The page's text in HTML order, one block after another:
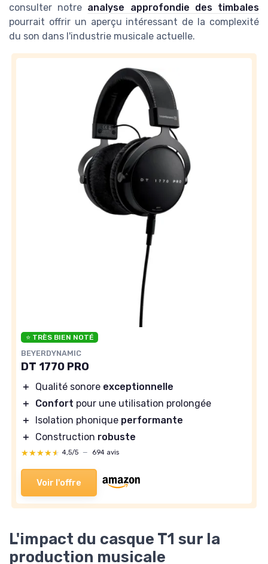
consulter notre analyse approfondie des timbales
pourrait offrir un aperçu intéressant de la complexité
du son dans l'industrie musicale actuelle.
⭐ TRÈS BIEN NOTÉ
BEYERDYNAMIC
DT 1770 PRO
＋ Qualité sonore exceptionnelle
＋
Confort pour une utilisation prolongée
＋
Isolation phonique performante
＋
Construction robuste
★★★★★
★★★★★ 4,5/5 — 694 avis
Voir l'offre
L'impact du casque T1 sur la
production musicale